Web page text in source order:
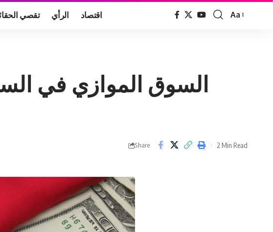
تقصي الرأي اقتصاد
Font
Aa
السوق الموازي في
Share 2 Min Read